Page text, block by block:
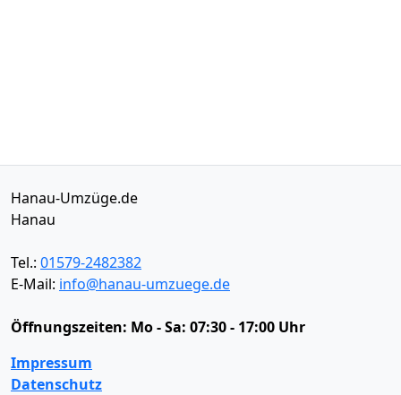
Hanau-Umzüge.de
Hanau
Tel.: 01579-2482382
E-Mail: info@hanau-umzuege.de
Öffnungszeiten: Mo - Sa: 07:30 - 17:00 Uhr
Impressum
Datenschutz